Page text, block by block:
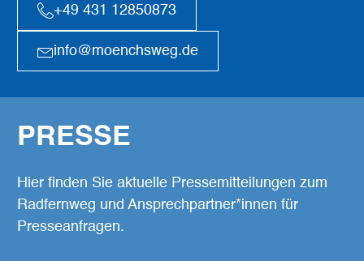
+49 431 12850873
info@moenchsweg.de
PRESSE
Hier finden Sie aktuelle Pressemitteilungen zum
Radfernweg und Ansprechpartner*innen für
Presseanfragen.